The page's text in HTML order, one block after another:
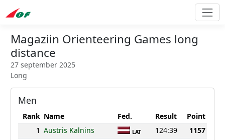
Magaziin Orienteering Games long
distance
27 september 2025
Long
Men
Rank Name Fed. Result
Point
1 Austris Kalnins LAT 124:39
1157